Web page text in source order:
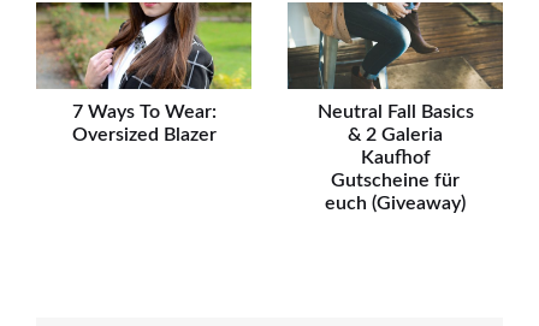
7 Ways To Wear:
Oversized Blazer
Neutral Fall Basics
& 2 Galeria
Kaufhof
Gutscheine für
euch (Giveaway)